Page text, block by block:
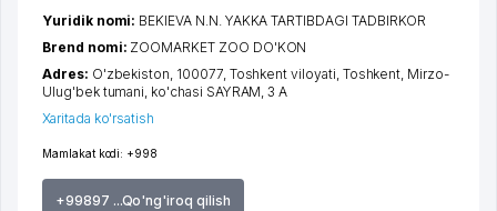
Mamlakat kodi: +998
+99897 ...Qo'ng'iroq qilish
Yuridik nomi: BEKIEVA N.N. YAKKA TARTIBDAGI TADBIRKOR
Brend nomi: ZOOMARKET ZOO DO'KON
Adres: O'zbekiston, 100077, Toshkent viloyati, Toshkent, Mirzo-
Ulug'bek tumani, ko'chasi SAYRAM, 3 A
Xaritada ko'rsatish